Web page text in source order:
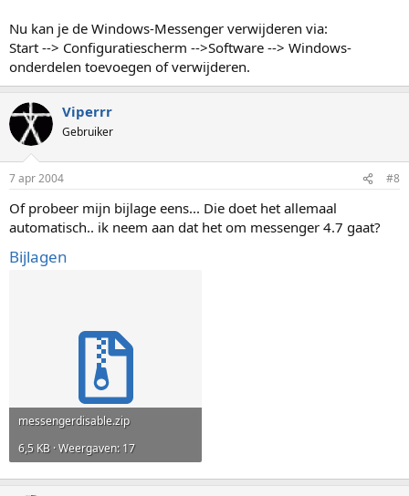
Nu kan je de Windows-Messenger verwijderen via:
Start --> Configuratiescherm -->Software --> Windows-
onderdelen toevoegen of verwijderen.
Viperrr
Gebruiker
7 apr 2004 #8
Of probeer mijn bijlage eens... Die doet het allemaal
automatisch.. ik neem aan dat het om messenger 4.7 gaat?
Bijlagen
messengerdisable.zip
6,5 KB · Weergaven: 17